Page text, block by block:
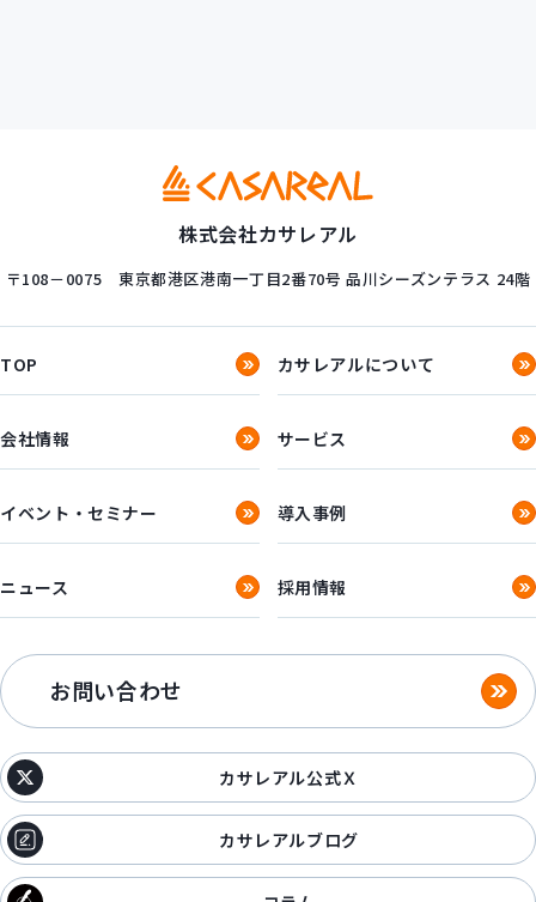
株式会社カサレアル
〒108－0075 東京都港区港南一丁目2番70号 品川シーズンテラス 24階
TOP カサレアルについて
会社情報 サービス
イベント・セミナー 導入事例
ニュース 採用情報
お問い合わせ
カサレアル公式Ｘ
カサレアルブログ